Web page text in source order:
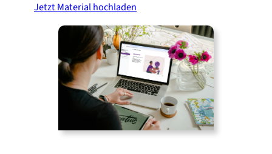
Jetzt Material hochladen